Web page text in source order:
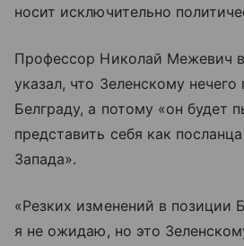
носит исключительно
Профессор Николай Межевич
указал, что Зеленскому
Белграду, а потому «он будет
представить себя как
Запада».
«Резких изменений в позиции
я не ожидаю, но это